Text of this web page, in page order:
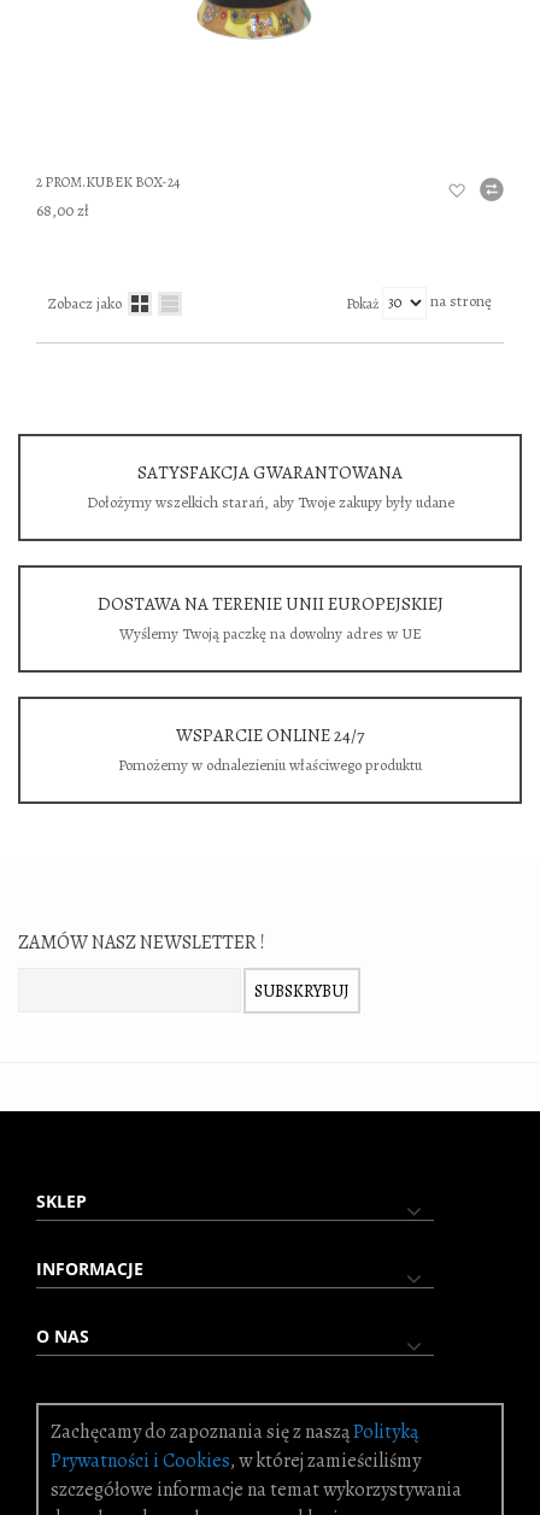
Zachęcamy do zapoznania się z nasząPolityką
Prywatności i Cookies, w której zamieściliśmy
szczegółowe informacje na temat wykorzystywania
2 PROM.KUBEK BOX-24
68,00 zł
Zobacz jako Pokaż na stronę
SATYSFAKCJA GWARANTOWANA
Dołożymy wszelkich starań, aby Twoje zakupy były udane
DOSTAWA NA TERENIE UNII EUROPEJSKIEJ
Wyślemy Twoją paczkę na dowolny adres w UE
WSPARCIE ONLINE 24/7
Pomożemy w odnalezieniu właściwego produktu
ZAMÓW NASZ NEWSLETTER !
SUBSKRYBUJ
SKLEP
INFORMACJE
O NAS
© 2025 Queen Isabell. Wszystkie prawa zastrzeżone.
KONTAKT